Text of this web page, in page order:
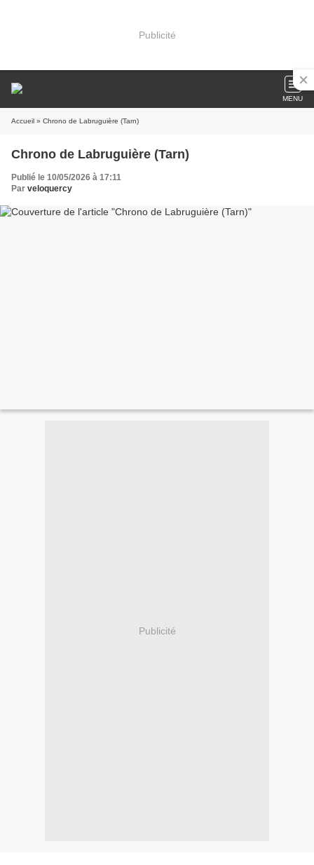
Publicité
MENU
Accueil » Chrono de Labruguière (Tarn)
Chrono de Labruguière (Tarn)
Publié le 10/05/2026 à 17:11
Par veloquercy
Publicité